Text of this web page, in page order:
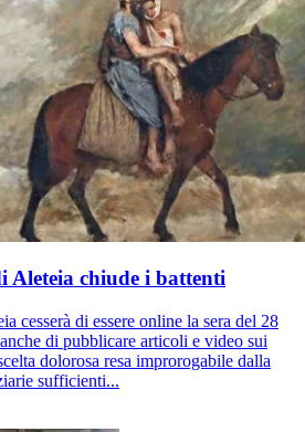
Aleteia chiude i battenti
cesserà di essere online la sera del 28
di pubblicare articoli e video sui
dolorosa resa improrogabile dalla
sufficienti...